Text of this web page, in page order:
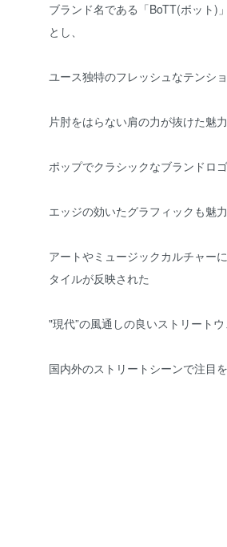
ブランド名である「BoTT(ボット)
とし、
ユース独特のフレッシュなテンシ
片肘をはらない肩の力が抜けた魅
ポップでクラシックなブランドロ
エッジの効いたグラフィックも魅力
アートやミュージックカルチャー
タイルが反映された
"現代”の風通しの良いストリート
国内外のストリートシーンで注目を